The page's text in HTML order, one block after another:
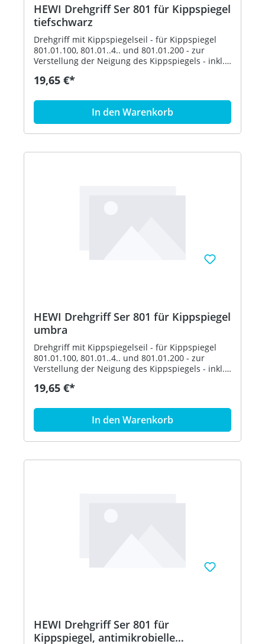
HEWI Drehgriff Ser 801 für Kippspiegel
tiefschwarz
Drehgriff mit Kippspiegelseil - für Kippspiegel
801.01.100, 801.01..4.. und 801.01.200 - zur
Verstellung der Neigung des Kippspiegels - inkl.
Polyamid nach HEWI Farbtabelle - in HEWI Farbe
19,65 €*
In den Warenkorb
HEWI Drehgriff Ser 801 für Kippspiegel
umbra
Drehgriff mit Kippspiegelseil - für Kippspiegel
801.01.100, 801.01..4.. und 801.01.200 - zur
Verstellung der Neigung des Kippspiegels - inkl.
Polyamid nach HEWI Farbtabelle - in HEWI Farbe
19,65 €*
In den Warenkorb
HEWI Drehgriff Ser 801 für
Kippspiegel, antimikrobielle